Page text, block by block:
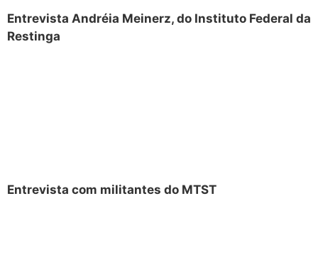
Entrevista Andréia Meinerz, do Instituto Federal da
Restinga
Entrevista com militantes do MTST